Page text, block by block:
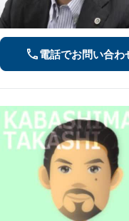
電話でお問い合わ